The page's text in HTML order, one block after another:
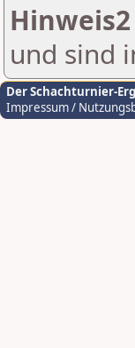
Hinweis2
und sind
Der Schachturnier-
Impressum /